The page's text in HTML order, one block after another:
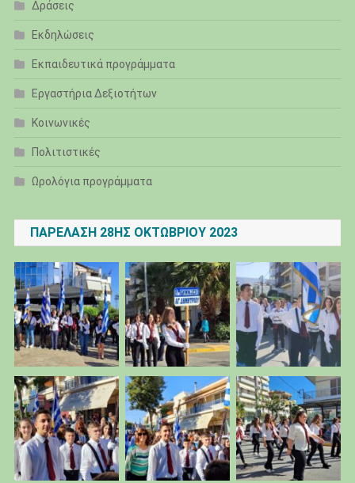
Δράσεις
Εκδηλώσεις
Εκπαιδευτικά προγράμματα
Εργαστήρια Δεξιοτήτων
Κοινωνικές
Πολιτιστικές
Ωρολόγια προγράμματα
ΠΑΡΈΛΑΣΗ 28ΗΣ ΟΚΤΩΒΡΊΟΥ 2023